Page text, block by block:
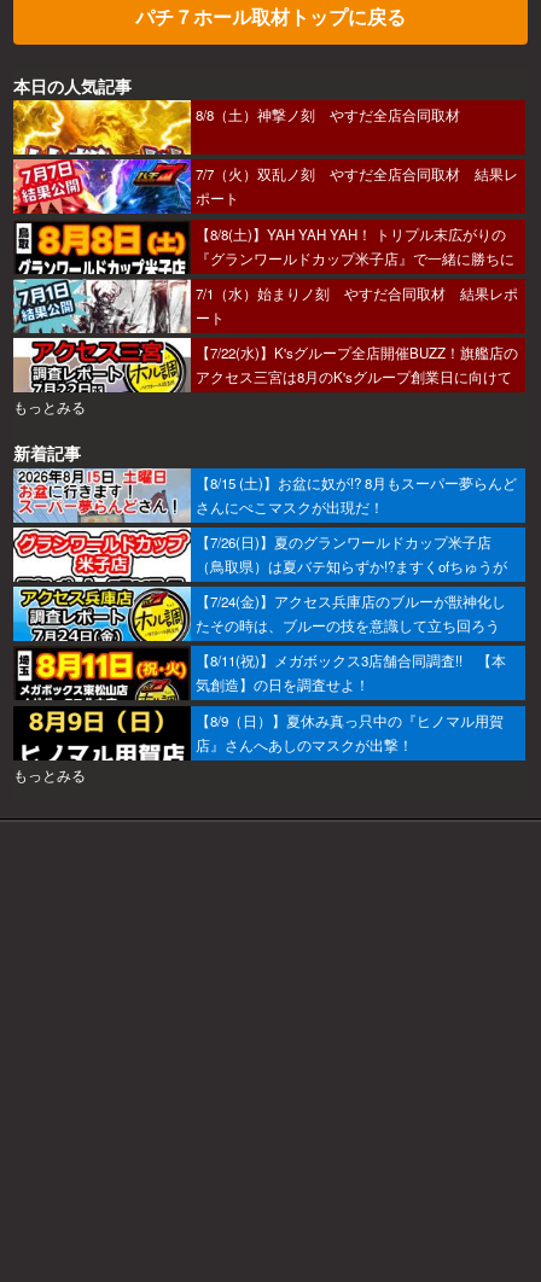
パチ７ホール取材トップに戻る
本日の人気記事
8/8（土）神撃ノ刻 やすだ全店合同取材
7/7（火）双乱ノ刻 やすだ全店合同取材 結果レ
ポート
【8/8(土)】YAH YAH YAH！ トリプル末広がりの
『グランワールドカップ米子店』で一緒に勝ちに
行こうか～！
7/1（水）始まりノ刻 やすだ合同取材 結果レポ
ート
【7/22(水)】K'sグループ全店開催BUZZ！旗艦店の
アクセス三宮は8月のK'sグループ創業日に向けて
もっとみる
新着記事
【8/15 (土)】お盆に奴が!? 8月もスーパー夢らんど
さんにぺこマスクが出現だ！
【7/26(日)】夏のグランワールドカップ米子店
（鳥取県）は夏バテ知らずか!?ますくofちゅうが
調査してきたで～！
【7/24(金)】アクセス兵庫店のブルーが獣神化し
たその時は、ブルーの技を意識して立ち回ろう
ぞ！
【8/11(祝)】メガボックス3店舗合同調査!! 【本
気創造】の日を調査せよ！
【8/9（日）】夏休み真っ只中の『ヒノマル用賀
店』さんへあしのマスクが出撃！
もっとみる